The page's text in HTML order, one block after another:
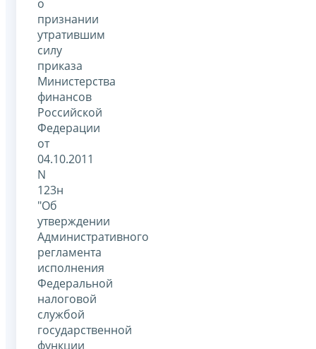
о
признании
утратившим
силу
приказа
Министерства
финансов
Российской
Федерации
от
04.10.2011
N
123н
"Об
утверждении
Административного
регламента
исполнения
Федеральной
налоговой
службой
государственной
функции